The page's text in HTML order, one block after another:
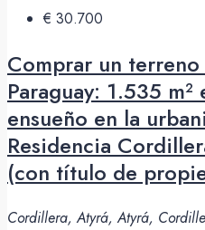
€ 30.700
Comprar un
Paraguay: 1.535
ensueño en la
Residencia
(con título de
Cordillera, Atyrá, Atyrá,